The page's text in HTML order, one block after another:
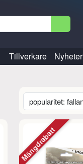
Tillverkare Nyheter
Mängdrabatt